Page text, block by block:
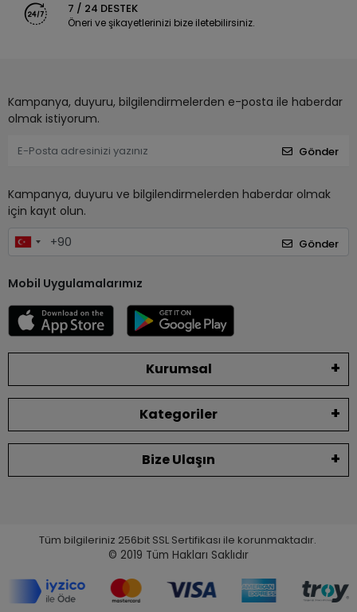
7 / 24 DESTEK
Öneri ve şikayetlerinizi bize iletebilirsiniz.
Kampanya, duyuru, bilgilendirmelerden e-posta ile haberdar
olmak istiyorum.
Gönder
Kampanya, duyuru ve bilgilendirmelerden haberdar olmak
için kayıt olun.
Gönder
Mobil Uygulamalarımız
Kurumsal
Kategoriler
Bize Ulaşın
Tüm bilgileriniz 256bit SSL Sertifikası ile korunmaktadır.
© 2019 Tüm Hakları Saklıdır